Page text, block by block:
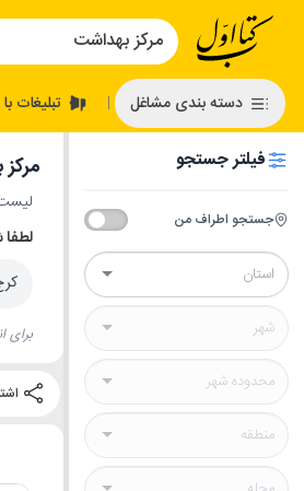
دسته بندی مشاغل | تبلیغات
فیلتر جستجو
جستجو اطراف من
لطفا
برای